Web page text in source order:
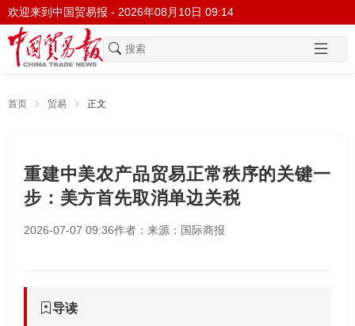
欢迎来到中国贸易报 - 2026年08月10日 09:14
首页 贸易 正文
重建中美农产品贸易正常秩序的关键一
步：美方首先取消单边关税
2026-07-07 09:36作者： 来源：国际商报
导读